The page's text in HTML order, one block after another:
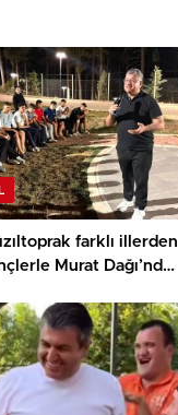
farklı illerden
Murat Dağı’nda